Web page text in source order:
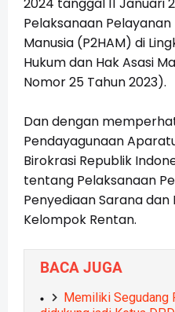
2024 tanggal 11 Januari
Pelaksanaan Pelayanan
Manusia (P2HAM) di
Hukum dan Hak Asasi
Nomor 25 Tahun 2023).
Dan dengan
Pendayagunaan
Birokrasi Republik
tentang Pelaksanaan
Penyediaan Sarana
Kelompok Rentan.
BACA JUGA
Memiliki Segudang